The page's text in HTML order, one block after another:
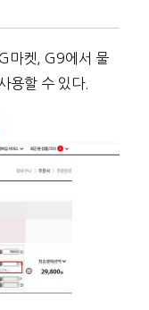
마켓, G9에서 물
용할 수 있다.